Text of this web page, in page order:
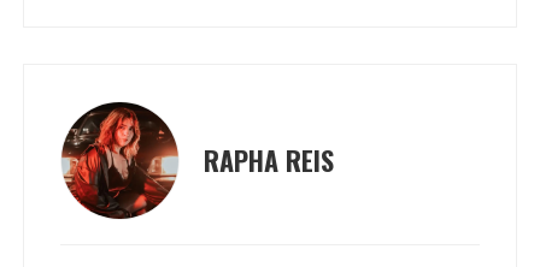
RAPHA REIS